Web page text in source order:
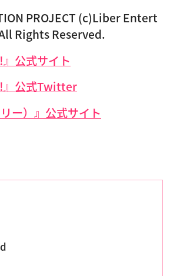
PROJECT (c)Liber Entert
Rights Reserved.
公式サイト
』公式Twitter
ー）』公式サイト